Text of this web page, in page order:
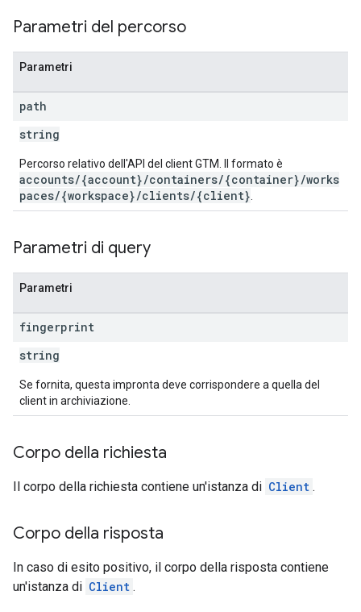
Parametri del percorso
Parametri
path
string
Percorso relativo dell'API del client GTM. Il formato è
accounts/{account}/containers/{container}/works
paces/{workspace}/clients/{client}
Parametri di query
Parametri
fingerprint
string
Se fornita, questa impronta deve corrispondere a quella del
client in archiviazione.
Corpo della richiesta
Il corpo della richiesta contiene un'istanza di Client .
Corpo della risposta
In caso di esito positivo, il corpo della risposta contiene
un'istanza di Client .